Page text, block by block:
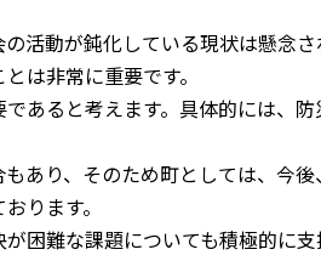
活動が鈍化している現状は懸念さ
は非常に重要です。
あると考えます。具体的には、
あり、そのため町としては、今
ります。
難な課題についても積極的に支